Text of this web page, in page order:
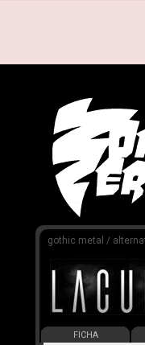
gothic metal /
FICHA